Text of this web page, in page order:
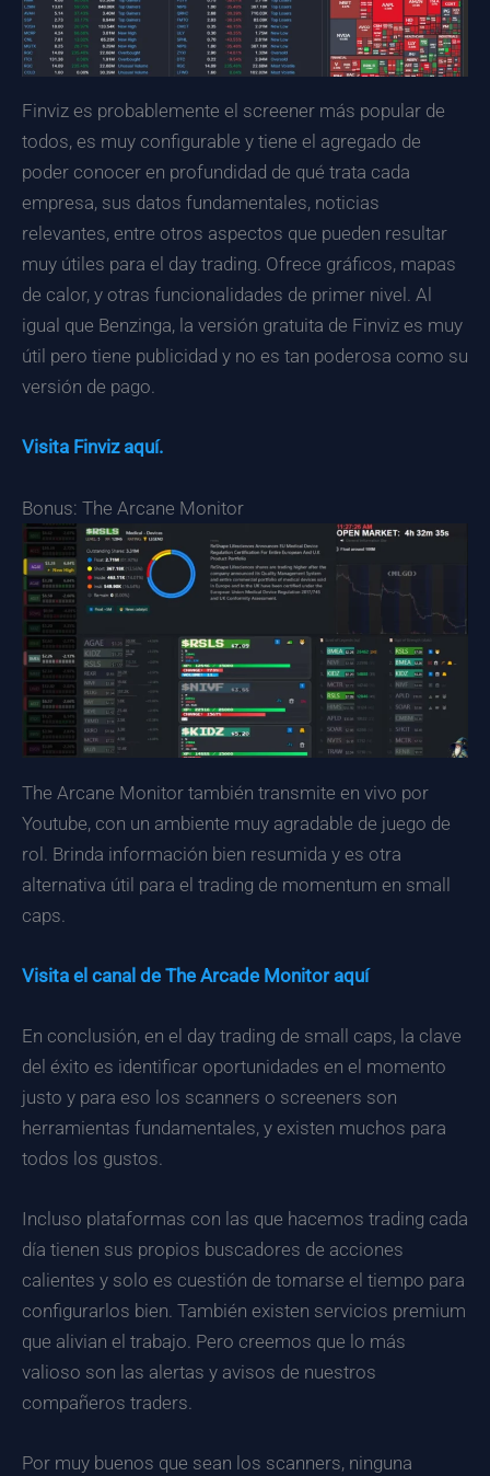
Finviz es probablemente el screener más popular de
todos, es muy configurable y tiene el agregado de
poder conocer en profundidad de qué trata cada
empresa, sus datos fundamentales, noticias
relevantes, entre otros aspectos que pueden resultar
muy útiles para el day trading. Ofrece gráficos, mapas
de calor, y otras funcionalidades de primer nivel. Al
igual que Benzinga, la versión gratuita de Finviz es muy
útil pero tiene publicidad y no es tan poderosa como su
versión de pago.
Visita Finviz aquí.
Bonus: The Arcane Monitor
The Arcane Monitor también transmite en vivo por
Youtube, con un ambiente muy agradable de juego de
rol. Brinda información bien resumida y es otra
alternativa útil para el trading de momentum en small
caps.
Visita el canal de The Arcade Monitor aquí
En conclusión, en el day trading de small caps, la clave
del éxito es identificar oportunidades en el momento
justo y para eso los scanners o screeners son
herramientas fundamentales, y existen muchos para
todos los gustos.
Incluso plataformas con las que hacemos trading cada
día tienen sus propios buscadores de acciones
calientes y solo es cuestión de tomarse el tiempo para
configurarlos bien. También existen servicios premium
que alivian el trabajo. Pero creemos que lo más
valioso son las alertas y avisos de nuestros
compañeros traders.
Por muy buenos que sean los scanners, ninguna